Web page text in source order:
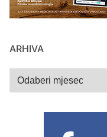
ARHIVA
Arhiva